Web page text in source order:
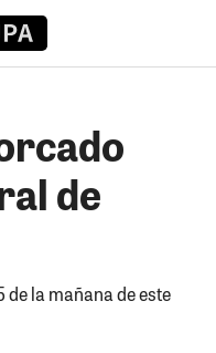
de
la mañana de este